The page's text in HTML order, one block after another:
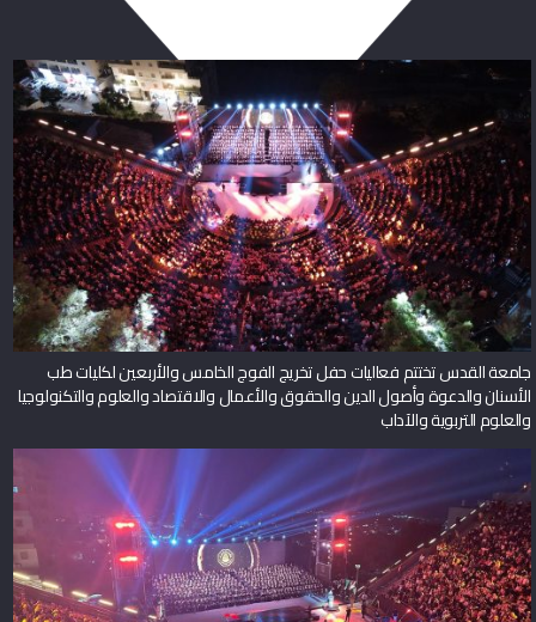
جامعة القدس تختتم فعاليات حفل تخريج الفوج الخامس والأربعين لكليات طب
الأسنان والدعوة وأصول الدين والحقوق والأعمال والاقتصاد والعلوم والتكنولوجيا
والعلوم التربوية والآداب